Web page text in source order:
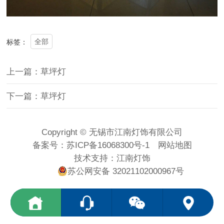
标签： 全部
上一篇：草坪灯
下一篇：草坪灯
Copyright © 无锡市江南灯饰有限公司
备案号： 苏ICP备16068300号-1
网站地图
技术支持： 江南灯饰
苏公网安备 32021102000967号